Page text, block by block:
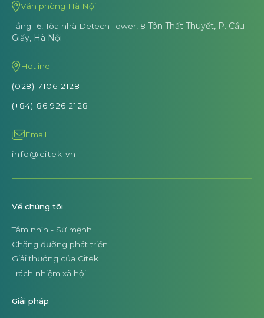
Văn phòng Hà Nội
Tầng 16, Tòa nhà Detech Tower, 8 Tôn Thất Thuyết, P. Cầu
Giấy, Hà Nội
Hotline
(028) 7106 2128
(+84) 86 926 2128
Email
info@citek.vn
Về chúng tôi
Tầm nhìn - Sứ mệnh
Chặng đường phát triển
Giải thưởng của Citek
Trách nhiệm xã hội
Giải pháp